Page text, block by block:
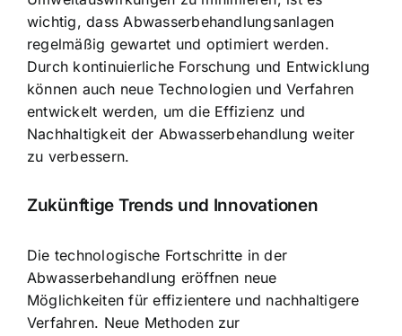
wichtig, dass Abwasserbehandlungsanlagen
regelmäßig gewartet und optimiert werden.
Durch kontinuierliche Forschung und Entwicklung
können auch neue Technologien und Verfahren
entwickelt werden, um die Effizienz und
Nachhaltigkeit der Abwasserbehandlung weiter
zu verbessern.
Zukünftige Trends und Innovationen
Die technologische Fortschritte in der
Abwasserbehandlung eröffnen neue
Möglichkeiten für effizientere und nachhaltigere
Verfahren. Neue Methoden zur